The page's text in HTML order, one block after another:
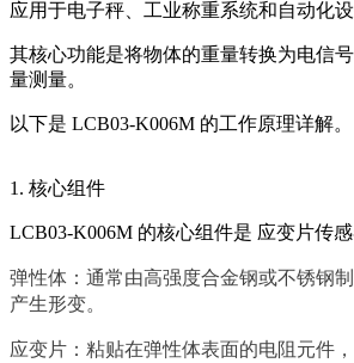
应用于电子秤、工业称重系统和自动化设
其核心功能是将物体的重量转换为电信
量测量。
以下是 LCB03-K006M 的工作原理详解。
1. 核心组件
LCB03-K006M 的核心组件是 应变片传
弹性体：通常由高强度合金钢或不锈钢
产生形变。
应变片：粘贴在弹性体表面的电阻元件